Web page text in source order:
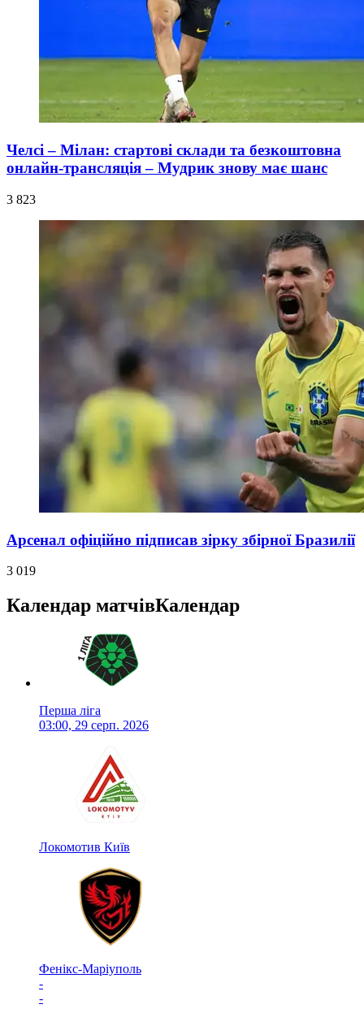
Челсі – Мілан: стартові склади та безкоштовна
онлайн-трансляція – Мудрик знову має шанс
3 823
Арсенал офіційно підписав зірку збірної Бразилії
3 019
Календар матчівКалендар
Перша ліга
03:00, 29 серп. 2026
Локомотив Київ
Фенікс-Маріуполь
-
-